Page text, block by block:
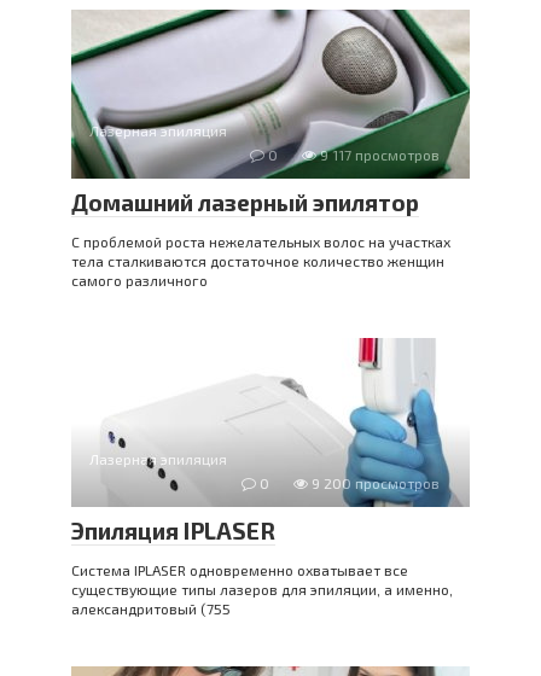
Лазерная эпиляция
0
9 117 просмотров
Домашний лазерный эпилятор
С проблемой роста нежелательных волос на участках
тела сталкиваются достаточное количество женщин
самого различного
Лазерная эпиляция
0
9 200 просмотров
Эпиляция IPLASER
Система IPLASER одновременно охватывает все
существующие типы лазеров для эпиляции, а именно,
александритовый (755